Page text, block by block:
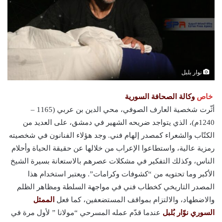
نوار بلبل
خاص وكالة الصحافة السورية
أثّرت شخصية العارف الصوفي، محي الدين بن عربي (1165 –
1240م)، الذي يتواجد ضريحه الشهير في دمشق، على العديد من
الكتّاب والشعراء كمصدر إلهام فني. وجد هؤلاء الفنانون في شخصيته
رمزية عالية، واستطاعوا الإعراب من خلالها عن حقيقة الحياة وأحلام
الناس، وكذلك التفكير في مشكلات عصرهم بالاستعانة بسيرة الشيخ
الأكبر وما تحتويه من “كشوفات وكرامات”. ويعتبر استخدام هذا
المصدر التاريخي كخطاب فني في مواجهة السلطة ومظاهر الظلم
والاضطهاد، والالتزام بمواقف المستضعفين، كما فعل
الممثل
السوري نوّار بُلبل عندما قدّم عمله المسرحي “مولانا ” لأول مرة في